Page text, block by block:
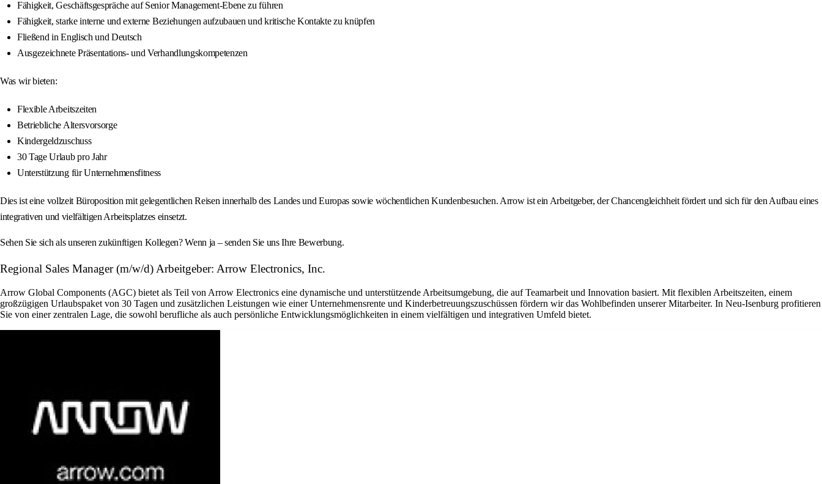
Fähigkeit, Geschäftsgespräche auf Senior Management-Ebene zu führen
Fähigkeit, starke interne und externe Beziehungen aufzubauen und kritische Kontakte zu knüpfen
Fließend in Englisch und Deutsch
Ausgezeichnete Präsentations- und Verhandlungskompetenzen
Was wir bieten:
Flexible Arbeitszeiten
Betriebliche Altersvorsorge
Kindergeldzuschuss
30 Tage Urlaub pro Jahr
Unterstützung für Unternehmensfitness
Dies ist eine vollzeit Büroposition mit gelegentlichen Reisen innerhalb des Landes und Europas sowie wöchentlichen Kundenbesuchen. Arrow ist ein Arbeitgeber, der Chancengleichheit fördert und sich für den Aufbau eines
integrativen und vielfältigen Arbeitsplatzes einsetzt.
Sehen Sie sich als unseren zukünftigen Kollegen? Wenn ja – senden Sie uns Ihre Bewerbung.
Regional Sales Manager (m/w/d) Arbeitgeber: Arrow Electronics, Inc.
Arrow Global Components (AGC) bietet als Teil von Arrow Electronics eine dynamische und unterstützende Arbeitsumgebung, die auf Teamarbeit und Innovation basiert. Mit flexiblen Arbeitszeiten, einem
großzügigen Urlaubspaket von 30 Tagen und zusätzlichen Leistungen wie einer Unternehmensrente und Kinderbetreuungszuschüssen fördern wir das Wohlbefinden unserer Mitarbeiter. In Neu-Isenburg profitieren
Sie von einer zentralen Lage, die sowohl berufliche als auch persönliche Entwicklungsmöglichkeiten in einem vielfältigen und integrativen Umfeld bietet.